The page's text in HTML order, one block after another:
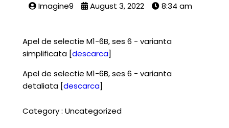
Imagine9 August 3, 2022 8:34 am
Apel de selectie M1-6B, ses 6 - varianta
simplificata [descarca]
Apel de selectie M1-6B, ses 6 - varianta
detaliata [descarca]
Category : Uncategorized